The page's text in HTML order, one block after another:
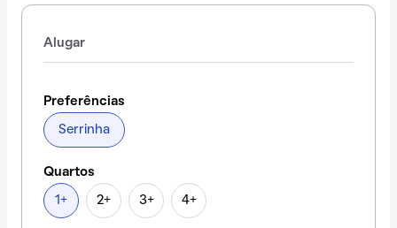
Alugar
Preferências
Serrinha
Quartos
1+ 2+ 3+ 4+